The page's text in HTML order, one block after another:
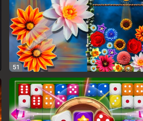
51